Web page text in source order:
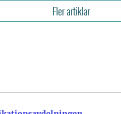
Fler artiklar